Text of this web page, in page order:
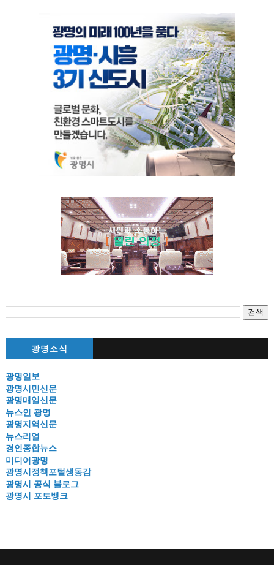
광명소식
광명일보
광명시민신문
광명매일신문
뉴스인 광명
광명지역신문
뉴스리얼
경인종합뉴스
미디어광명
광명시정책포털생동감
광명시 공식 블로그
광명시 포토뱅크